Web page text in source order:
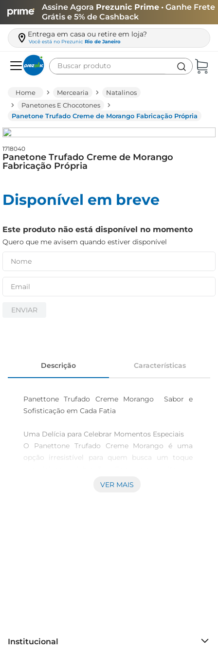
Assine Agora Prezunic Prime • Ganhe Frete
Grátis e 5% de Cashback
Entrega em casa ou retire em loja?
Você está no Prezunic Rio de Janeiro
Buscar produto
Mercearia
Natalinos
Panetones E Chocotones
Panetone Trufado Creme de Morango Fabricação Própria
1718040
Panetone Trufado Creme de Morango
Fabricação Própria
Disponível em breve
Este produto não está disponível no momento
Quero que me avisem quando estiver disponível
ENVIAR
Descrição Características
Panettone Trufado Creme Morango  Sabor e
Sofisticação em Cada Fatia
Uma Delícia para Celebrar Momentos Especiais
O Panettone Trufado Creme Morango é uma
opção irresistível para quem busca um toque
combina a tradicional massa de panettone com
para quem aprecia sobremesas que fogem do
VER MAIS
Institucional
leite
queijo
biscoito
arroz
papel higiênico
cerveja